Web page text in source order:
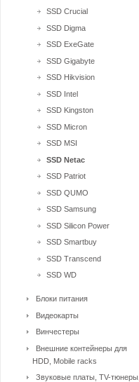
SSD Crucial
SSD Digma
SSD ExeGate
SSD Gigabyte
SSD Hikvision
SSD Intel
SSD Kingston
SSD Micron
SSD MSI
SSD Netac
SSD Patriot
SSD QUMO
SSD Samsung
SSD Silicon Power
SSD Smartbuy
SSD Transcend
SSD WD
Блоки питания
Видеокарты
Винчестеры
Внешние контейнеры для
HDD, Mobile racks
Звуковые платы, TV-тюнеры,